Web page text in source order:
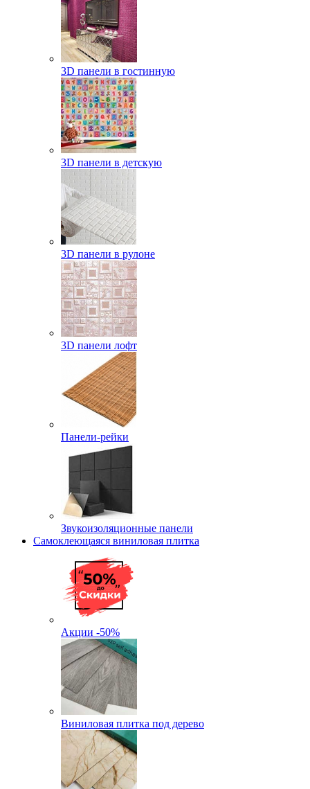
3D панели в гостинную
3D панели в детскую
3D панели в рулоне
3D панели лофт
Панели-рейки
Звукоизоляционные панели
Самоклеющаяся виниловая плитка
Акции -50%
Виниловая плитка под дерево